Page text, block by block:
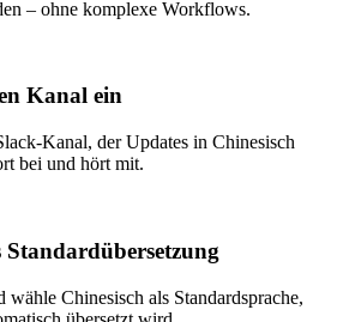
– ohne komplexe Workflows.
Kanal ein
Kanal, der Updates in Chinesisch
bei und hört mit.
Standardübersetzung
Chinesisch als Standardsprache,